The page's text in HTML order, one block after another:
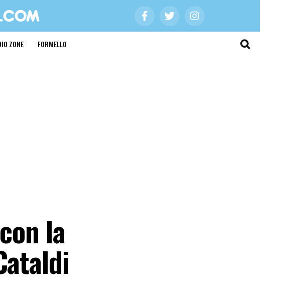
ZONE FORMELLO
la